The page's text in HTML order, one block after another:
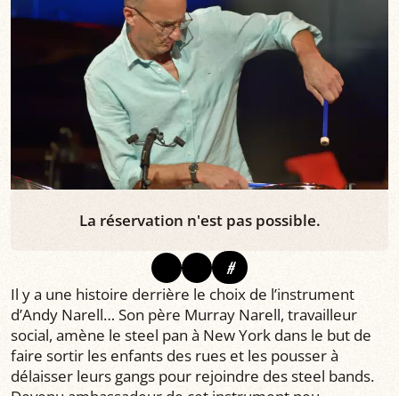
La réservation n'est pas possible.
#
Il y a une histoire derrière le choix de l’instrument
d’Andy Narell… Son père Murray Narell, travailleur
social, amène le steel pan à New York dans le but de
faire sortir les enfants des rues et les pousser à
délaisser leurs gangs pour rejoindre des steel bands.